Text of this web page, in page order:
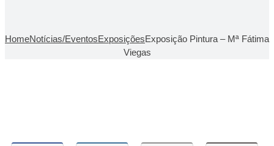
HomeNotícias/EventosExposiçõesExposição Pintura – Mª Fátima
Viegas